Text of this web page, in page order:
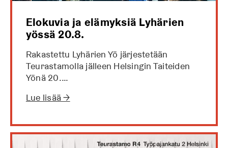
Elokuvia ja elämyksiä Lyhärien
yössä 20.8.
Rakastettu Lyhärien Yö järjestetään
Teurastamolla jälleen Helsingin Taiteiden
Yönä 20.…
Lue lisää →